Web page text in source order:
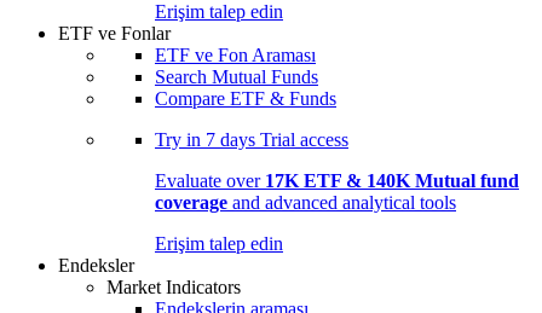
Erişim talep edin
ETF ve Fonlar
ETF ve Fon Araması
Search Mutual Funds
Compare ETF & Funds
Try in 7 days Trial access
Evaluate over 17K ETF & 140K Mutual fund
coverage and advanced analytical tools
Erişim talep edin
Endeksler
Market Indicators
Endekslerin araması